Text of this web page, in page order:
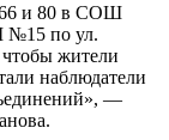
66 и 80 в СОШ
№15 по ул.
чтобы жители
наблюдатели
—